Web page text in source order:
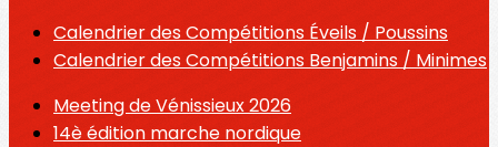
Calendrier des Compétitions Éveils / Poussins
Calendrier des Compétitions Benjamins / Minimes
Meeting de Vénissieux 2026
14è édition marche nordique